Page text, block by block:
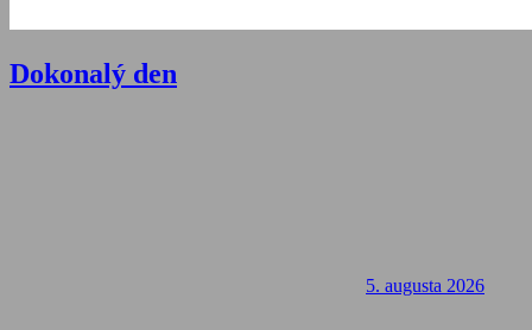
Dokonalý den
5. augusta 2026